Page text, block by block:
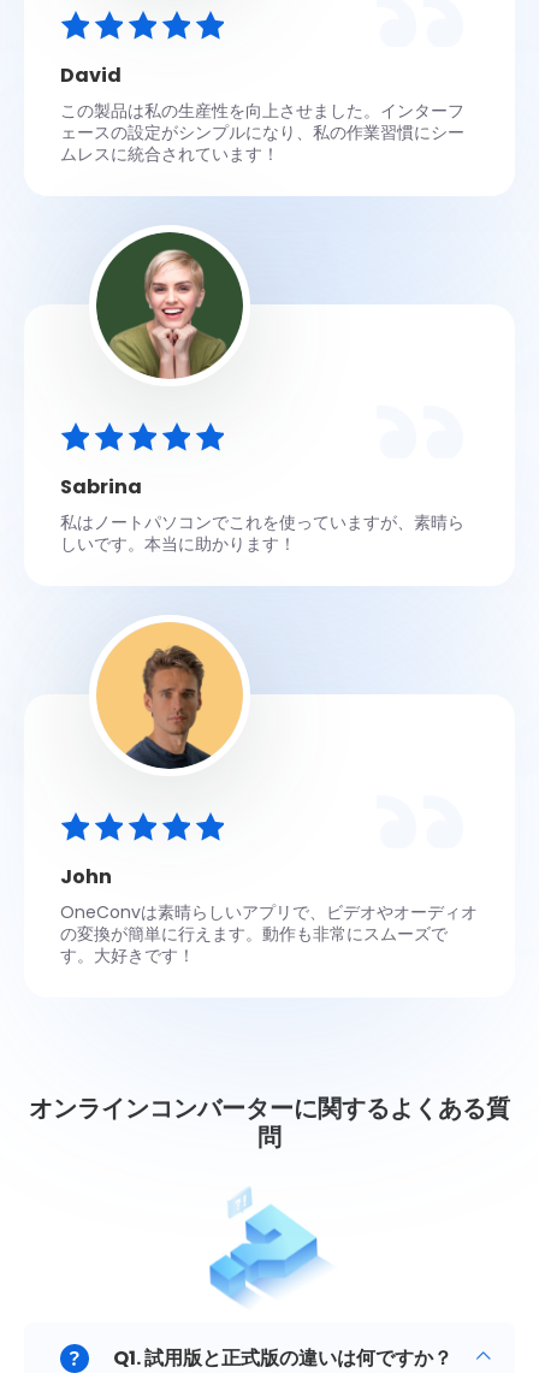
David
この製品は私の生産性を向上させました。インターフ
ェースの設定がシンプルになり、私の作業習慣にシー
ムレスに統合されています！
Sabrina
私はノートパソコンでこれを使っていますが、素晴ら
しいです。本当に助かります！
John
OneConvは素晴らしいアプリで、ビデオやオーディオ
の変換が簡単に行えます。動作も非常にスムーズで
す。大好きです！
オンラインコンバーターに関するよくある質
問
Q1. 試用版と正式版の違いは何ですか？